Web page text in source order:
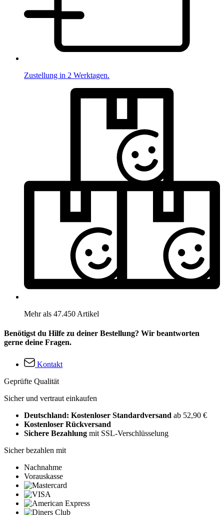
Zustellung in 2 Werktagen.
Mehr als 47.450 Artikel
Benötigst du Hilfe zu deiner Bestellung? Wir beantworten
gerne deine Fragen.
Kontakt
Geprüfte Qualität
Sicher und vertraut einkaufen
Deutschland: Kostenloser Standardversand ab 52,90 €
Kostenloser Rückversand
Sichere Bezahlung mit SSL-Verschlüsselung
Sicher bezahlen mit
Nachnahme
Vorauskasse